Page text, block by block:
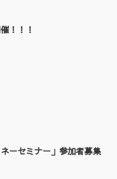
！！！
ーセミナー」参加者募集